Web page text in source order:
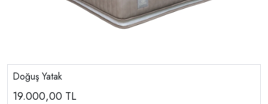
Doğuş Yatak
19.000,00 TL